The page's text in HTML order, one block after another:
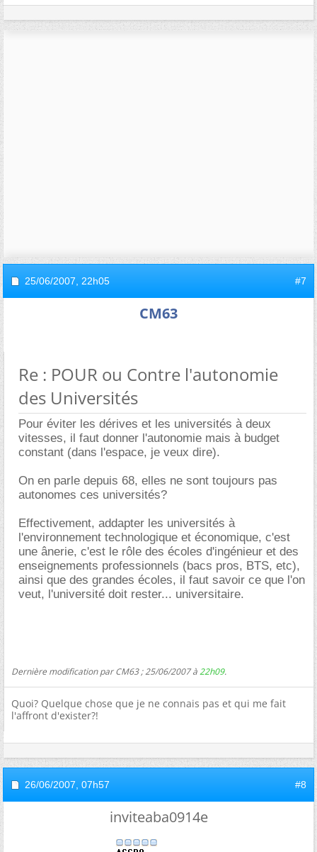
25/06/2007, 22h05 #7
CM63
Re : POUR ou Contre l'autonomie
des Universités
Pour éviter les dérives et les universités à deux
vitesses, il faut donner l'autonomie mais à budget
constant (dans l'espace, je veux dire).
On en parle depuis 68, elles ne sont toujours pas
autonomes ces universités?
Effectivement, addapter les universités à
l'environnement technologique et économique, c'est
une ânerie, c'est le rôle des écoles d'ingénieur et des
enseignements professionnels (bacs pros, BTS, etc),
ainsi que des grandes écoles, il faut savoir ce que l'on
veut, l'université doit rester... universitaire.
Dernière modification par CM63 ; 25/06/2007 à22h09.
Quoi? Quelque chose que je ne connais pas et qui me fait
l'affront d'exister?!
26/06/2007, 07h57 #8
inviteaba0914e